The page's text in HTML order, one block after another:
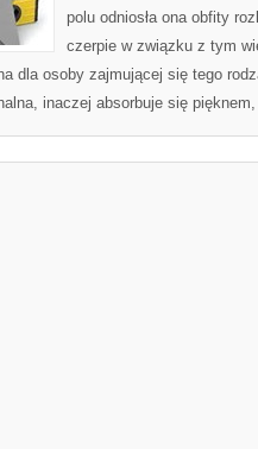
polu odniosła ona obfity
czerpie w związku z tym
dla osoby zajmującej się tego
inaczej absorbuje się